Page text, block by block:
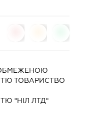
ТОВАРИСТВО
"НІЛ ЛТД"